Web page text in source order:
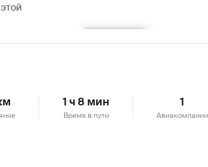
1 ч 8 мин
Время в пути
1
Авиакомпании